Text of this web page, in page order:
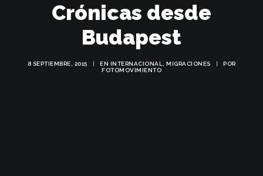
Crónicas desde
Budapest
8 SEPTIEMBRE, 2015 | EN INTERNACIONAL MIGRACIONES |
POR
FOTOMOVIMIENTO